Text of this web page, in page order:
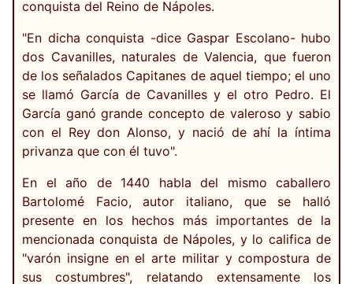
conquista del Reino de Nápoles.
"En dicha conquista -dice Gaspar Escolano- hubo
dos Cavanilles, naturales de Valencia, que fueron
de los señalados Capitanes de aquel tiempo; el uno
se llamó García de Cavanilles y el otro Pedro. El
García ganó grande concepto de valeroso y sabio
con el Rey don Alonso, y nació de ahí la íntima
privanza que con él tuvo".
En el año de 1440 habla del mismo caballero
Bartolomé Facio, autor italiano, que se halló
presente en los hechos más importantes de la
mencionada conquista de Nápoles, y lo califica de
"varón insigne en el arte militar y compostura de
sus costumbres", relatando extensamente los